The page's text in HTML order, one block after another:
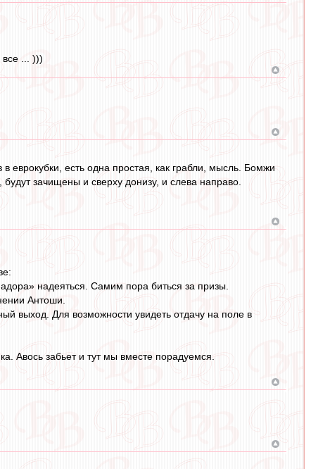
... )))
еврокубки, есть одна простая, как грабли, мысль. Бомжи
зачищены и сверху донизу, и слева направо.
надеяться. Самим пора биться за призы.
Антоши.
выход. Для возможности увидеть отдачу на поле в
Авось забьет и тут мы вместе порадуемся.